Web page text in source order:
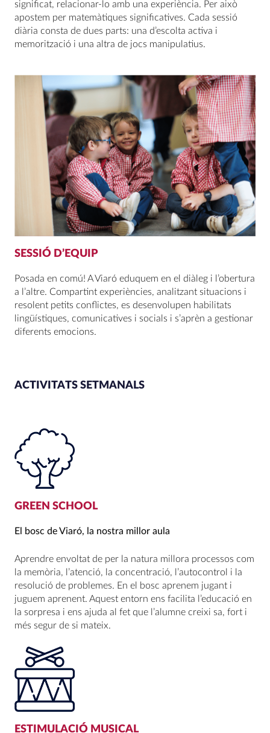
significat, relacionar-lo amb una experiència. Per això
apostem per matemàtiques significatives. Cada sessió
diària consta de dues parts: una d’escolta activa i
memorització i una altra de jocs manipulatius.
SESSIÓ D’EQUIP
Posada en comú! A Viaró eduquem en el diàleg i l’obertura
a l’altre. Compartint experiències, analitzant situacions i
resolent petits conflictes, es desenvolupen habilitats
lingüístiques, comunicatives i socials i s’aprèn a gestionar
diferents emocions.
ACTIVITATS SETMANALS
GREEN SCHOOL
El bosc de Viaró, la nostra millor aula
Aprendre envoltat de per la natura millora processos com
la memòria, l’atenció, la concentració, l’autocontrol i la
resolució de problemes. En el bosc aprenem jugant i
juguem aprenent. Aquest entorn ens facilita l’educació en
la sorpresa i ens ajuda al fet que l’alumne creixi sa, fort i
més segur de si mateix.
ESTIMULACIÓ MUSICAL